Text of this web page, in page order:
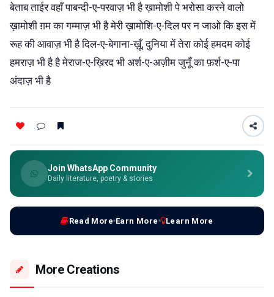
बेताब ताईर वहाँ पाबन्दी-ए-परवाज़ भी है ख़ामोशी पे भरोसा करने वालो
ख़ामोशी ग़म का गम्माज़ भी है मेरी ख़ामोशि-ए-दिल पर न जाओ कि इस में
रूह की आवाज़ भी है दिल-ए-बेगाना-ख़ूँ, दुनिया में तेरा कोई हमदम कोई
हमराज़ भी है है मेराज-ए-ख़िरद भी अर्श-ए-अज़ीम जुनूँ का फ़र्श-ए-पा
अंदाज़ भी है
Join WhatsApp Community
Daily literature, poetry & stories
Read More Earn More Learn More
More Creations